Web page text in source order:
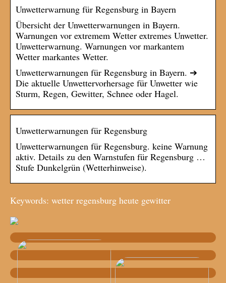
Unwetterwarnung für Regensburg in Bayern
Übersicht der Unwetterwarnungen in Bayern.
Warnungen vor extremem Wetter extremes Unwetter.
Unwetterwarnung. Warnungen vor markantem
Wetter markantes Wetter.
Unwetterwarnungen für Regensburg in Bayern. ➔
Die aktuelle Unwettervorhersage für Unwetter wie
Sturm, Regen, Gewitter, Schnee oder Hagel.
Unwetterwarnungen für Regensburg
Unwetterwarnungen für Regensburg. keine Warnung
aktiv. Details zu den Warnstufen für Regensburg …
Stufe Dunkelgrün (Wetterhinweise).
Keywords: wetter regensburg heute gewitter